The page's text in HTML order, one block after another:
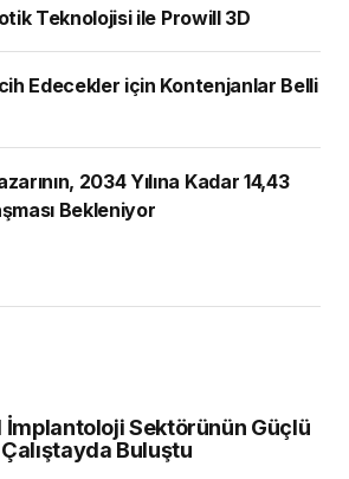
Teknolojisi ile Prowill 3D
için Kontenjanlar Belli
2034 Yılına Kadar 14,43
Bekleniyor
İmplantoloji Sektörünün Güçlü
Buluştu